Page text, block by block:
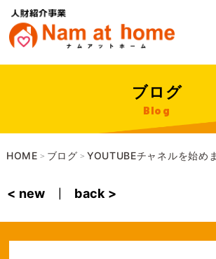
ブログ
Blog
HOME > ブログ > YOUTUBEチャネルを始め
< new back >